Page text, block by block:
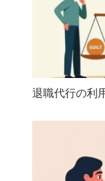
退職代行の利